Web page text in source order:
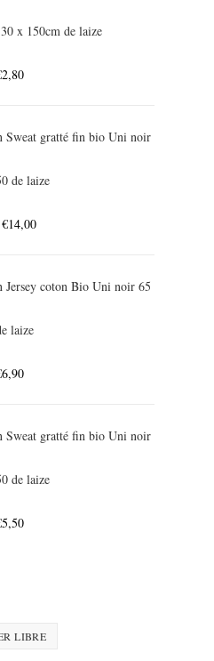
x 150cm de laize
2,80
Sweat gratté fin bio Uni noir
de laize
€14,00
Jersey coton Bio Uni noir 65
laize
6,90
Sweat gratté fin bio Uni noir
de laize
5,50
LIBRE